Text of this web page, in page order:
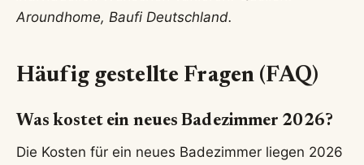
Aroundhome, Baufi Deutschland.
Häufig gestellte Fragen (FAQ)
Was kostet ein neues Badezimmer 2026?
Die Kosten für ein neues Badezimmer liegen 2026